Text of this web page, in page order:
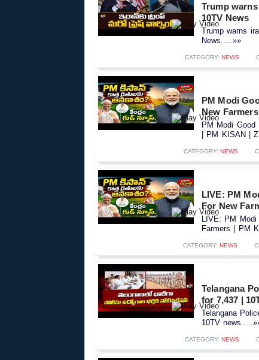
Trump
10TV News
Trump warns
News.....»»
CATEGORY: NEWS
PM Modi
New
PM Modi Good
| PM KISAN |
CATEGORY: NEWS
LIVE: PM
For New
LIVE: PM
Farmers | PM
CATEGORY: NEWS
Telangana
for 7,437 |
Telangana
10TV
CATEGORY: NEWS